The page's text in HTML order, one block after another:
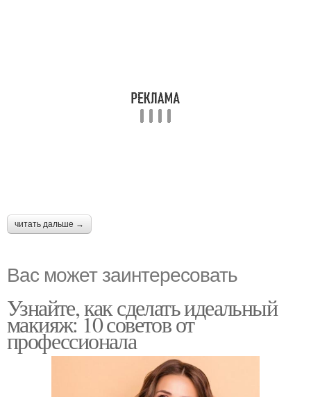
читать дальше →
Вас может заинтересовать
Узнайте, как сделать идеальный
макияж: 10 советов от
профессионала